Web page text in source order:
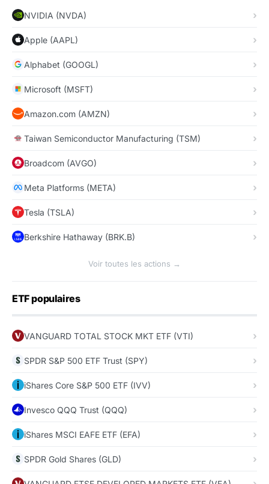
NVIDIA (NVDA)
Apple (AAPL)
Alphabet (GOOGL)
Microsoft (MSFT)
Amazon.com (AMZN)
Taiwan Semiconductor Manufacturing (TSM)
Broadcom (AVGO)
Meta Platforms (META)
Tesla (TSLA)
Berkshire Hathaway (BRK.B)
Voir toutes les actions →
ETF populaires
VANGUARD TOTAL STOCK MKT ETF (VTI)
SPDR S&P 500 ETF Trust (SPY)
iShares Core S&P 500 ETF (IVV)
Invesco QQQ Trust (QQQ)
iShares MSCI EAFE ETF (EFA)
SPDR Gold Shares (GLD)